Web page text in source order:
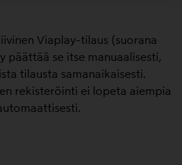
Viaplay-tilaus (suorana
päättää se itse manuaalisesti,
tilausta samanaikaisesti.
rekisteröinti ei lopeta aiempia